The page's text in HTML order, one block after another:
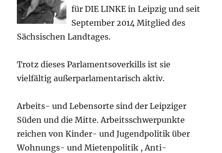
für DIE LINKE in Leipzig und seit
September 2014 Mitglied des
Sächsischen Landtages.
Trotz dieses Parlamentsoverkills ist sie
vielfältig außerparlamentarisch aktiv.
Arbeits- und Lebensorte sind der Leipziger
Süden und die Mitte. Arbeitsschwerpunkte
reichen von Kinder- und Jugendpolitik über
Wohnungs- und Mietenpolitik , Anti-